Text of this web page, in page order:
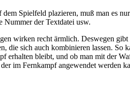
dem Spielfeld plazieren, muß man es
Nummer der Textdatei usw.
wirken recht ärmlich. Deswegen
die sich auch kombinieren lassen.
erhalten bleibt, und ob man mit der
im Fernkampf angewendet werden